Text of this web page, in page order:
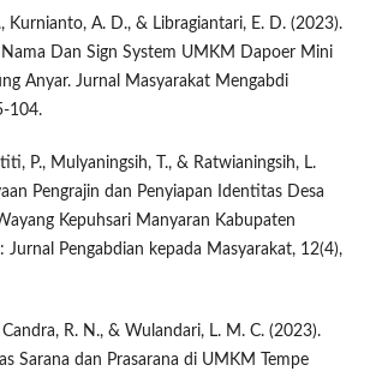
Kurnianto, A. D., & Libragiantari, E. D. (2023).
Nama Dan Sign System UMKM Dapoer Mini
Anyar. Jurnal Masyarakat Mengabdi
104.
P., Mulyaningsih, T., & Ratwianingsih, L.
Pengrajin dan Penyiapan Identitas Desa
Kepuhsari Manyaran Kabupaten
Jurnal Pengabdian kepada Masyarakat, 12(4),
R. N., & Wulandari, L. M. C. (2023).
Sarana dan Prasarana di UMKM Tempe